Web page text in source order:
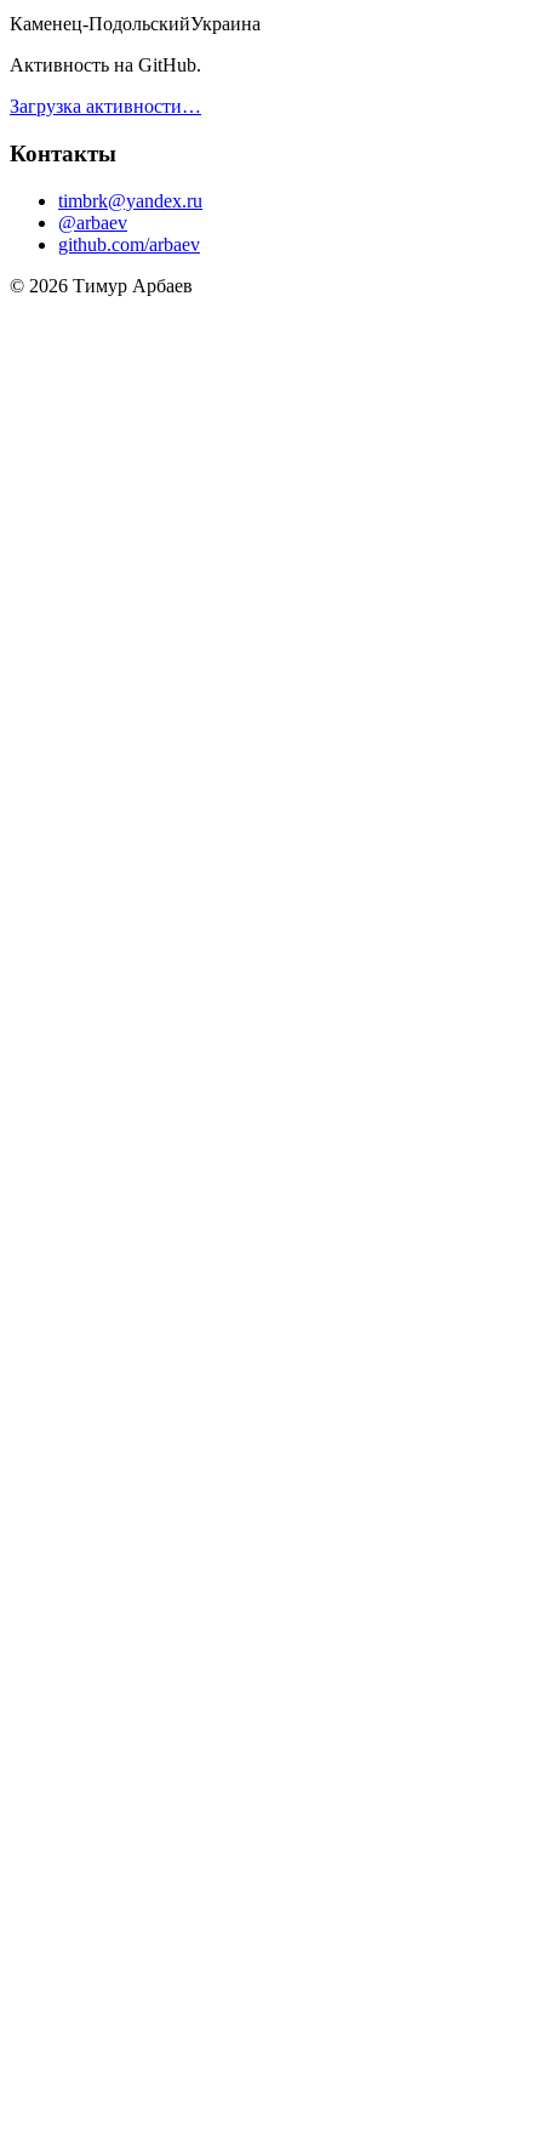
Каменец-ПодольскийУкраина
Активность на GitHub.
Загрузка активности…
Контакты
timbrk@yandex.ru
@arbaev
github.com/arbaev
© 2026 Тимур Арбаев